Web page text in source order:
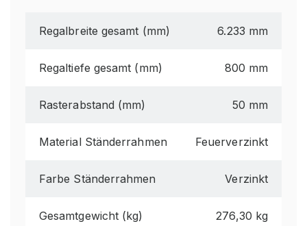
Regalbreite gesamt (mm) 6.233 mm
Regaltiefe gesamt (mm) 800 mm
Rasterabstand (mm) 50 mm
Material Ständerrahmen Feuerverzinkt
Farbe Ständerrahmen Verzinkt
Gesamtgewicht (kg) 276,30 kg